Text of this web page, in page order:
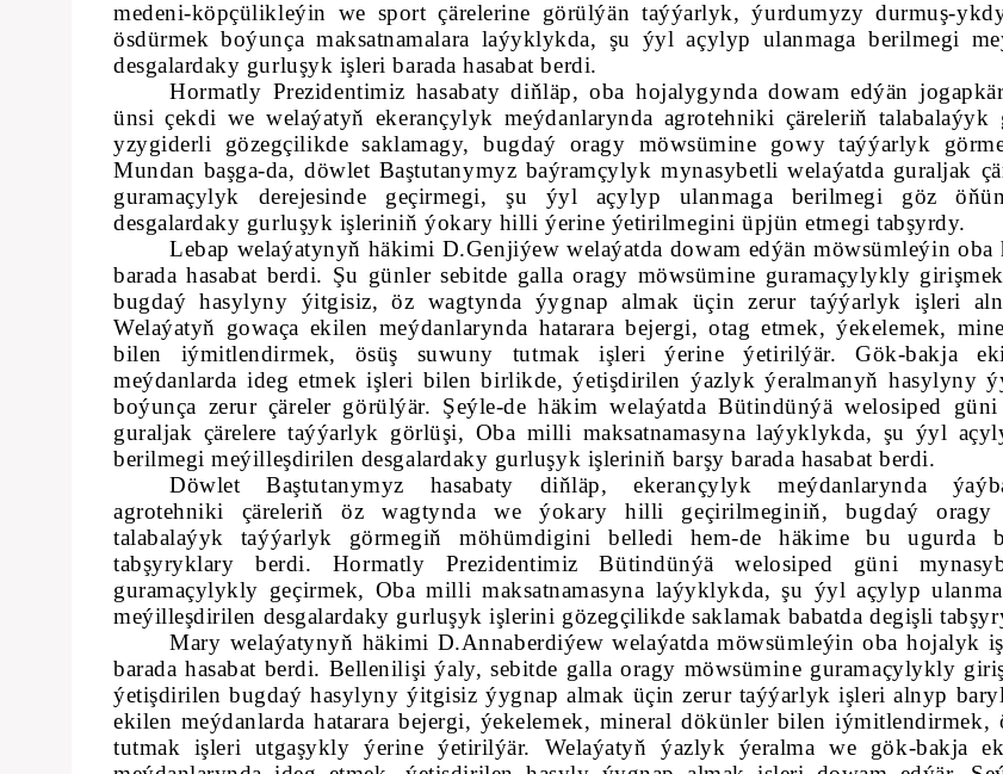
medeni-köpçülikleýin we sport çärelerine görülýän taýýarlyk, ýurdumyzy durmuş-
ösdürmek boýunça maksatnamalara laýyklykda, şu ýyl açylyp ulanmaga berilmegi
desgalardaky gurluşyk işleri barada hasabat berdi.
Hormatly Prezidentimiz hasabaty diňläp, oba hojalygynda dowam edýän
ünsi çekdi we welaýatyň ekerançylyk meýdanlarynda agrotehniki çäreleriň talabalaýyk
yzygiderli gözegçilikde saklamagy, bugdaý oragy möwsümine gowy taýýarlyk
Mundan başga-da, döwlet Baştutanymyz baýramçylyk mynasybetli welaýatda guraljak
guramaçylyk derejesinde geçirmegi, şu ýyl açylyp ulanmaga berilmegi göz
desgalardaky gurluşyk işleriniň ýokary hilli ýerine ýetirilmegini üpjün etmegi tabşyrdy.
Lebap welaýatynyň häkimi D.Genjiýew welaýatda dowam edýän möwsümleýin
barada hasabat berdi. Şu günler sebitde galla oragy möwsümine guramaçylykly
bugdaý hasylyny ýitgisiz, öz wagtynda ýygnap almak üçin zerur taýýarlyk işleri
Welaýatyň gowaça ekilen meýdanlarynda hatarara bejergi, otag etmek, ýekelemek,
bilen iýmitlendirmek, ösüş suwuny tutmak işleri ýerine ýetirilýär. Gök-bakja
meýdanlarda ideg etmek işleri bilen birlikde, ýetişdirilen ýazlyk ýeralmanyň hasylyny
boýunça zerur çäreler görülýär. Şeýle-de häkim welaýatda Bütindünýä welosiped
guraljak çärelere taýýarlyk görlüşi, Oba milli maksatnamasyna laýyklykda, şu ýyl
berilmegi meýilleşdirilen desgalardaky gurluşyk işleriniň barşy barada hasabat berdi.
Döwlet Baştutanymyz hasabaty diňläp, ekerançylyk meýdanlarynda
agrotehniki çäreleriň öz wagtynda we ýokary hilli geçirilmeginiň, bugdaý oragy
talabalaýyk taýýarlyk görmegiň möhümdigini belledi hem-de häkime bu ugurda
tabşyryklary berdi. Hormatly Prezidentimiz Bütindünýä welosiped güni
guramaçylykly geçirmek, Oba milli maksatnamasyna laýyklykda, şu ýyl açylyp
meýilleşdirilen desgalardaky gurluşyk işlerini gözegçilikde saklamak babatda degişli
Mary welaýatynyň häkimi D.Annaberdiýew welaýatda möwsümleýin oba hojalyk
barada hasabat berdi. Bellenilişi ýaly, sebitde galla oragy möwsümine guramaçylykly
ýetişdirilen bugdaý hasylyny ýitgisiz ýygnap almak üçin zerur taýýarlyk işleri alnyp
ekilen meýdanlarda hatarara bejergi, ýekelemek, mineral dökünler bilen iýmitlendirmek,
tutmak işleri utgaşykly ýerine ýetirilýär. Welaýatyň ýazlyk ýeralma we gök-bakja